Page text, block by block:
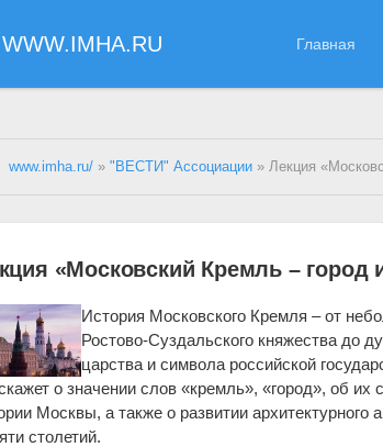
WWW.IMHA.RU Главная
www.imha.ru/ »"ВЕСТИ" Ассоциации » Лекция
«Московский Кремль – город
История Московского Кремля – от
Ростово-Суздальского княжества до
царства и символа российской
о значении слов «кремль», «город», об
Москвы, а также о развитии
столетий.